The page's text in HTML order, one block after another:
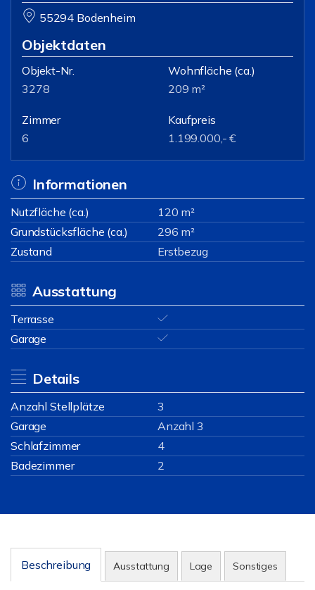
55294 Bodenheim
Objektdaten
Objekt-Nr.
3278
Wohnfläche (ca.)
209 m²
Zimmer
6
Kaufpreis
1.199.000,- €
Informationen
Nutzfläche (ca.)
120 m²
Grundstücksfläche (ca.)
296 m²
Zustand
Erstbezug
Ausstattung
Terrasse
Garage
Details
Anzahl Stellplätze
3
Garage
Anzahl 3
Schlafzimmer
4
Badezimmer
2
Beschreibung Ausstattung Lage Sonstiges